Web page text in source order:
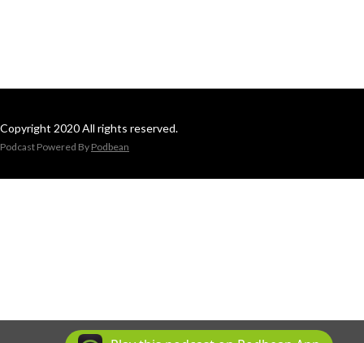
Copyright 2020 All rights reserved.
Podcast Powered By Podbean